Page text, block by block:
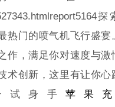
report5164探
热门的喷气机飞行盛宴
作，满足你对速度与激
术创新，这里有让你心
试身手 苹果